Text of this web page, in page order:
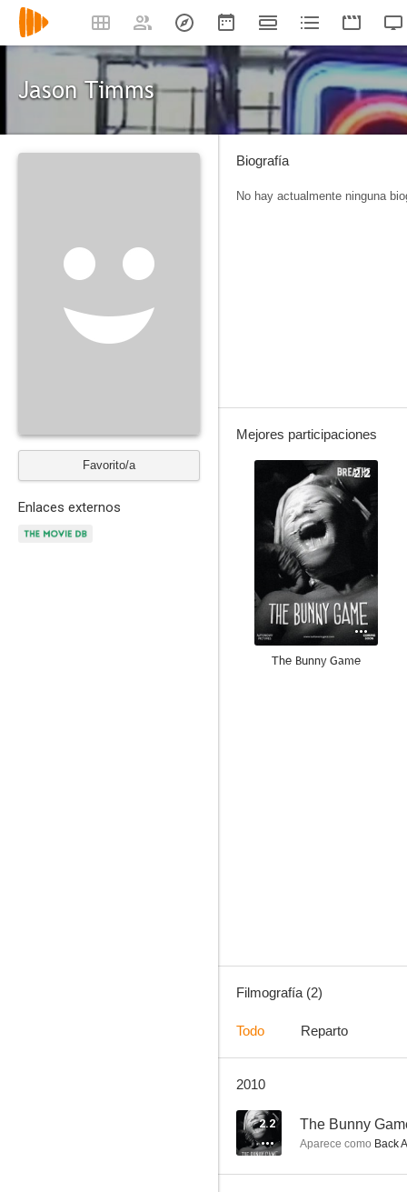
Jason Timms
Favorito/a
Enlaces externos
Biografía
No hay actualmente ninguna
Mejores participaciones
2.2
The Bunny Game
Filmografía (2)
Todo Reparto
2010
2.2 The Bunny
Aparece como Back